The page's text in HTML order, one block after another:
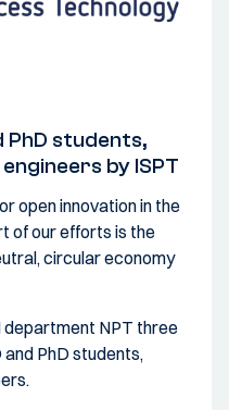
PhD students,
by ISPT
open innovation in the
of our efforts is the
circular economy
department NPT three
PhD students,